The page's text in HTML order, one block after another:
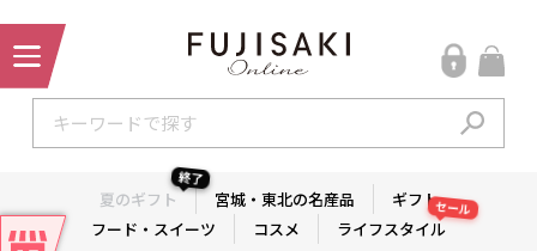
夏のギフト
終了
宮城・東北の名産品
ギフト
フード・スイーツ
コスメ ライフスタイル
セール